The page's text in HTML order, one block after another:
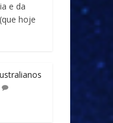
e da
hoje